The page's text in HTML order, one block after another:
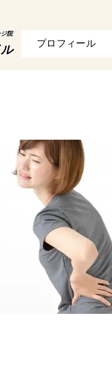
院
プロフィール